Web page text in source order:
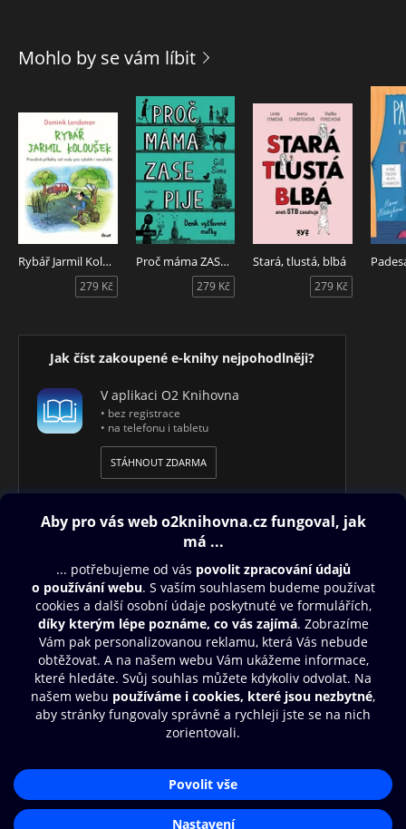
Mohlo by se vám líbit
Rybář Jarmil Koloušek
279 Kč
Proč máma ZASE pije
279 Kč
Stará, tlustá, blbá
279 Kč
Jak číst zakoupené e-knihy nejpohodlněji?
V aplikaci O2 Knihovna
• bez registrace
• na telefonu i tabletu
STÁHNOUT ZDARMA
Obsah ke stažení
Moje O2 Knihovna
Další zábava
© O2 Czech Republic a.s.
Zásady zpracování osobních údajůAplikace O2 Knihovna